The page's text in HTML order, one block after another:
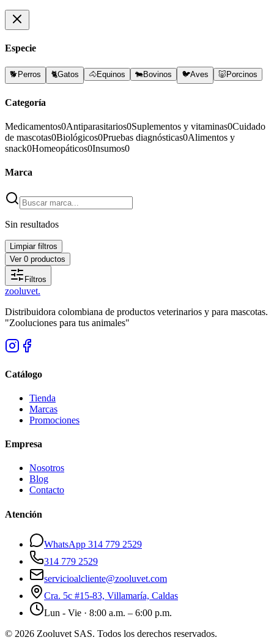
Especie
🐕 Perros 🐈Gatos 🐴Equinos 🐄Bovinos 🐦Aves 🐷 Porcinos
Categoría
Medicamentos0Antiparasitarios0Suplementos y vitaminas0Cuidado
de mascotas0Biológicos0Pruebas diagnósticas0Alimentos y
snack0Homeopáticos0Insumos0
Marca
Sin resultados
Limpiar filtros
Ver 0 productos
Filtros
zooluvet.
Distribuidora colombiana de productos veterinarios y para mascotas.
"Zooluciones para tus animales"
Catálogo
Tienda
Marcas
Promociones
Empresa
Nosotros
Blog
Contacto
Atención
WhatsApp 314 779 2529
314 779 2529
servicioalcliente@zooluvet.com
Cra. 5c #15-83, Villamaría, Caldas
Lun - Vie · 8:00 a.m. – 6:00 p.m.
© 2026 Zooluvet SAS. Todos los derechos reservados.